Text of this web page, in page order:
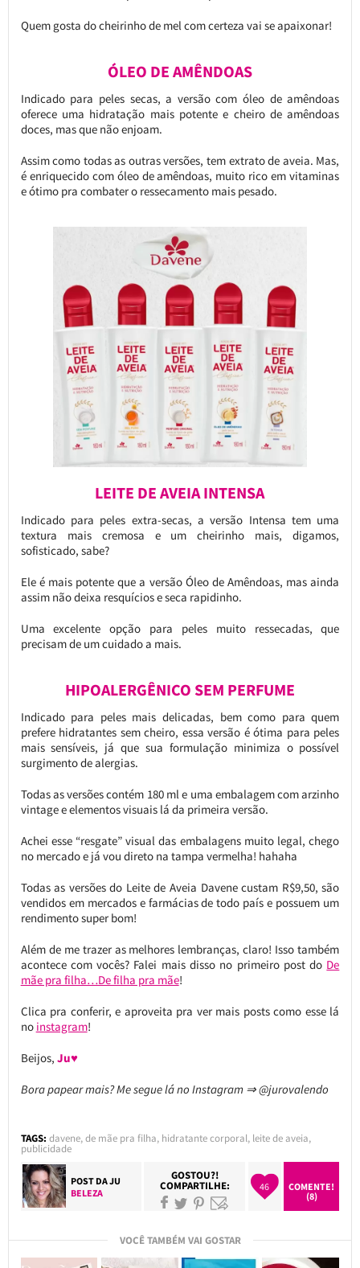
Quem gosta do cheirinho de mel com certeza vai se apaixonar!
ÓLEO DE AMÊNDOAS
Indicado para peles secas, a versão com óleo de amêndoas
oferece uma hidratação mais potente e cheiro de amêndoas
doces, mas que não enjoam.
Assim como todas as outras versões, tem extrato de aveia. Mas,
é enriquecido com óleo de amêndoas, muito rico em vitaminas
e ótimo pra combater o ressecamento mais pesado.
LEITE DE AVEIA INTENSA
Indicado para peles extra-secas, a versão Intensa tem uma
textura mais cremosa e um cheirinho mais, digamos,
sofisticado, sabe?
Ele é mais potente que a versão Óleo de Amêndoas, mas ainda
assim não deixa resquícios e seca rapidinho.
Uma excelente opção para peles muito ressecadas, que
precisam de um cuidado a mais.
HIPOALERGÊNICO SEM PERFUME
Indicado para peles mais delicadas, bem como para quem
prefere hidratantes sem cheiro, essa versão é ótima para peles
mais sensíveis, já que sua formulação minimiza o possível
surgimento de alergias.
Todas as versões contém 180 ml e uma embalagem com arzinho
vintage e elementos visuais lá da primeira versão.
Achei esse “resgate” visual das embalagens muito legal, chego
no mercado e já vou direto na tampa vermelha! hahaha
Todas as versões do Leite de Aveia Davene custam R$9,50, são
vendidos em mercados e farmácias de todo país e possuem um
rendimento super bom!
Além de me trazer as melhores lembranças, claro! Isso também
acontece com vocês? Falei mais disso no primeiro post do De
mãe pra filha…De filha pra mãe!
Clica pra conferir, e aproveita pra ver mais posts como esse lá
no instagram!
Beijos, Ju♥
Bora papear mais? Me segue lá no Instagram ⇒ @jurovalendo
TAGS: davene,de mãe pra filha, hidratante corporal, leite de aveia,
publicidade
POST DAJU
BELEZA
GOSTOU?!
COMPARTILHE: 46
COMENTE!
(8)
VOCÊ TAMBÉM VAI GOSTAR